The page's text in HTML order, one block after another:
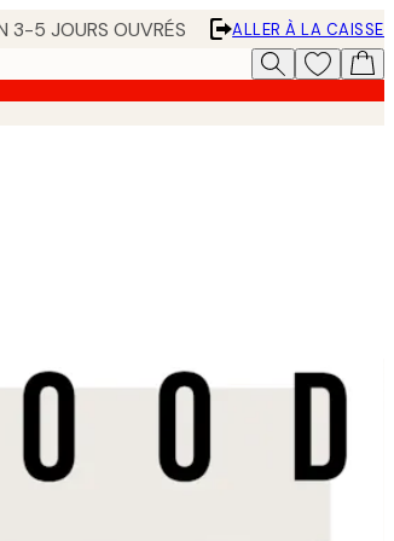
3-5 JOURS OUVRÉS
ALLER À LA CAISSE